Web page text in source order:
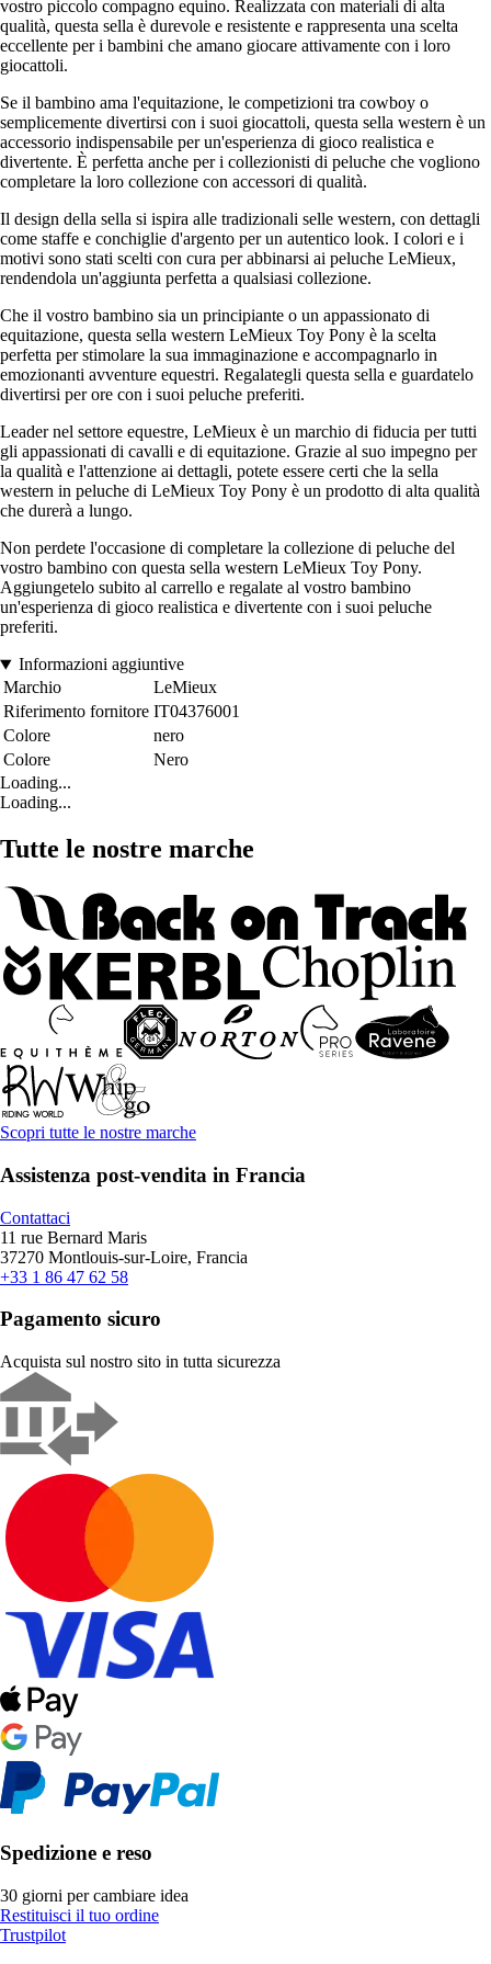
vostro piccolo compagno equino. Realizzata con materiali di alta
qualità, questa sella è durevole e resistente e rappresenta una scelta
eccellente per i bambini che amano giocare attivamente con i loro
giocattoli.
Se il bambino ama l'equitazione, le competizioni tra cowboy o
semplicemente divertirsi con i suoi giocattoli, questa sella western è un
accessorio indispensabile per un'esperienza di gioco realistica e
divertente. È perfetta anche per i collezionisti di peluche che vogliono
completare la loro collezione con accessori di qualità.
Il design della sella si ispira alle tradizionali selle western, con dettagli
come staffe e conchiglie d'argento per un autentico look. I colori e i
motivi sono stati scelti con cura per abbinarsi ai peluche LeMieux,
rendendola un'aggiunta perfetta a qualsiasi collezione.
Che il vostro bambino sia un principiante o un appassionato di
equitazione, questa sella western LeMieux Toy Pony è la scelta
perfetta per stimolare la sua immaginazione e accompagnarlo in
emozionanti avventure equestri. Regalategli questa sella e guardatelo
divertirsi per ore con i suoi peluche preferiti.
Leader nel settore equestre, LeMieux è un marchio di fiducia per tutti
gli appassionati di cavalli e di equitazione. Grazie al suo impegno per
la qualità e l'attenzione ai dettagli, potete essere certi che la sella
western in peluche di LeMieux Toy Pony è un prodotto di alta qualità
che durerà a lungo.
Non perdete l'occasione di completare la collezione di peluche del
vostro bambino con questa sella western LeMieux Toy Pony.
Aggiungetelo subito al carrello e regalate al vostro bambino
un'esperienza di gioco realistica e divertente con i suoi peluche
preferiti.
Informazioni aggiuntive
Marchio
LeMieux
Riferimento fornitore IT04376001
Colore
nero
Colore
Nero
Loading...
Loading...
Tutte le nostre marche
Scopri tutte le nostre marche
Assistenza post-vendita in Francia
Contattaci
11 rue Bernard Maris
37270 Montlouis-sur-Loire, Francia
+33 1 86 47 62 58
Pagamento sicuro
Acquista sul nostro sito in tutta sicurezza
Spedizione e reso
30 giorni per cambiare idea
Restituisci il tuo ordine
Trustpilot